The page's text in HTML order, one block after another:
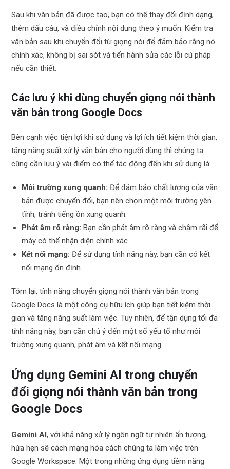
Sau khi văn bản đã được tạo, bạn có thể thay đổi định dạng,
thêm dấu câu, và điều chỉnh nội dung theo ý muốn. Kiểm tra
văn bản sau khi chuyển đổi từ giọng nói để đảm bảo rằng nó
chính xác, không bị sai sót và tiến hành sửa các lỗi cú pháp
nếu cần thiết.
Các lưu ý khi dùng chuyển giọng nói thành
văn bản trong Google Docs
Bên cạnh việc tiện lợi khi sử dụng và lợi ích tiết kiệm thời gian,
tăng năng suất xử lý văn bản cho người dùng thì chúng ta
cũng cần lưu ý vài điểm có thể tác động đến khi sử dụng là:
Môi trường xung quanh: Để đảm bảo chất lượng của văn
bản được chuyển đổi, bạn nên chọn một môi trường yên
tĩnh, tránh tiếng ồn xung quanh.
Phát âm rõ ràng: Bạn cần phát âm rõ ràng và chậm rãi để
máy có thể nhận diện chính xác.
Kết nối mạng: Để sử dụng tính năng này, bạn cần có kết
nối mạng ổn định.
Tóm lại, tính năng chuyển giọng nói thành văn bản trong
Google Docs là một công cụ hữu ích giúp bạn tiết kiệm thời
gian và tăng năng suất làm việc. Tuy nhiên, để tận dụng tối đa
tính năng này, bạn cần chú ý đến một số yếu tố như môi
trường xung quanh, phát âm và kết nối mạng.
Ứng dụng Gemini AI trong chuyển
đổi giọng nói thành văn bản trong
Google Docs
Gemini AI, với khả năng xử lý ngôn ngữ tự nhiên ấn tượng,
hứa hẹn sẽ cách mạng hóa cách chúng ta làm việc trên
Google Workspace. Một trong những ứng dụng tiềm năng